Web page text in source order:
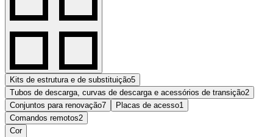
Kits de estrutura e de substituição5
Tubos de descarga, curvas de descarga e acessórios de transição2
Conjuntos para renovação7 Placas de acesso1
Comandos remotos2
Cor